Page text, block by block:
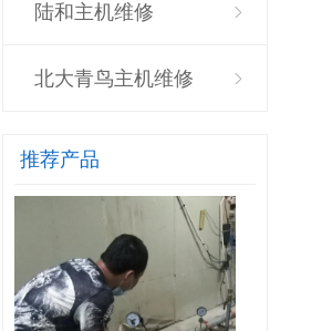
陆和主机维修
北大青鸟主机维修
推荐产品